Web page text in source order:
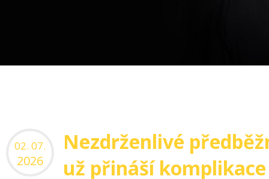
02. 07.
2026
Nezdrženlivé
už přináší komplikace